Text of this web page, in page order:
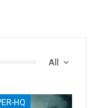
All
HQ